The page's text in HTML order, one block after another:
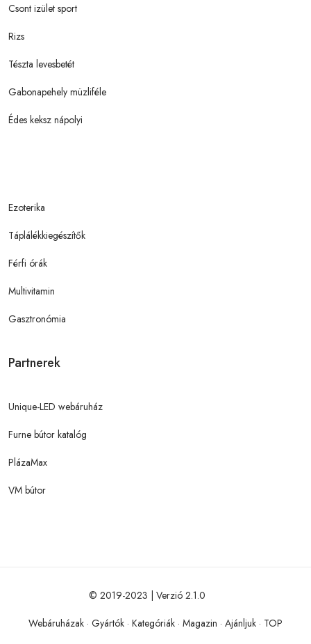
Csont izület sport
Rizs
Tészta levesbetét
Gabonapehely müzliféle
Édes keksz nápolyi
Ezoterika
Táplálékkiegészítők
Férfi órák
Multivitamin
Gasztronómia
Partnerek
Unique-LED webáruház
Furne bútor katalóg
PlázaMax
VM bútor
© 2019-2023 | Verzió 2.1.0
Webáruházak · Gyártók · Kategóriák · Magazin · Ajánljuk · TOP